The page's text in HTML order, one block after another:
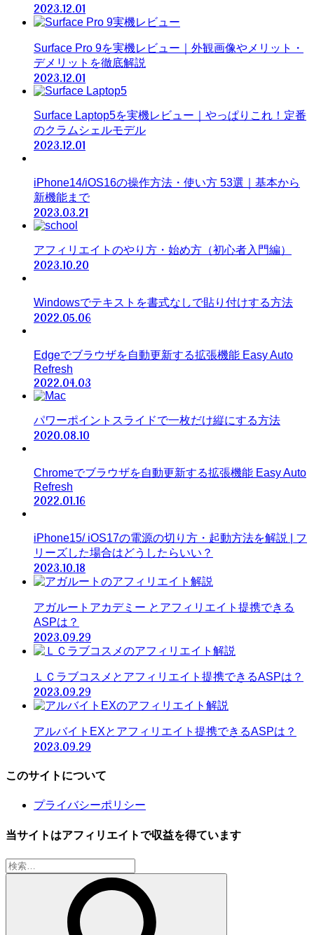
2023.12.01
Surface Pro 9を実機レビュー｜外観画像やメリット・
デメリットを徹底解説
2023.12.01
Surface Laptop5を実機レビュー｜やっぱりこれ！定番
のクラムシェルモデル
2023.12.01
iPhone14/iOS16の操作方法・使い方 53選｜基本から
新機能まで
2023.03.21
アフィリエイトのやり方・始め方（初心者入門編）
2023.10.20
Windowsでテキストを書式なしで貼り付けする方法
2022.05.06
Edgeでブラウザを自動更新する拡張機能 Easy Auto
Refresh
2022.04.03
パワーポイントスライドで一枚だけ縦にする方法
2020.08.10
Chromeでブラウザを自動更新する拡張機能 Easy Auto
Refresh
2022.01.16
iPhone15/ iOS17の電源の切り方・起動方法を解説 | フ
リーズした場合はどうしたらいい？
2023.10.18
アガルートアカデミー とアフィリエイト提携できる
ASPは？
2023.09.29
ＬＣラブコスメとアフィリエイト提携できるASPは？
2023.09.29
アルバイトEXとアフィリエイト提携できるASPは？
2023.09.29
このサイトについて
プライバシーポリシー
当サイトはアフィリエイトで収益を得ています
検
索: